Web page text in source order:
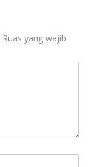
Ruas yang wajib